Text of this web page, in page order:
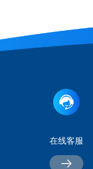
在线客服